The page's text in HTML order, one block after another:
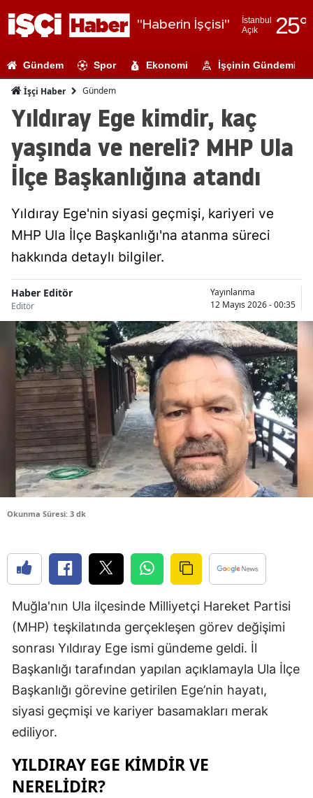
"Haberin İşçisi"
İstanbul
Açık
25°
Adıyaman
Ağrı
Amasya
Ankara
Antalya
Artvin
Balıkesir
Bilecik
Bingöl
Bitlis
Bolu
Burdur
Bursa
Çanakkale
Çorum
Denizli
Diyarbakır
Edirne
Elazığ
Erzincan
Gündem Spor Ekonomi İşçinin Gündemi
İşçi Haber Gündem
Yıldıray Ege kimdir, kaç
yaşında ve nereli? MHP Ula
İlçe Başkanlığına atandı
Yıldıray Ege'nin siyasi geçmişi, kariyeri ve
MHP Ula İlçe Başkanlığı'na atanma süreci
hakkında detaylı bilgiler.
Haber Editör
Editör
Yayınlanma
12 Mayıs 2026 - 00:35
Okunma Süresi: 3 dk
Muğla'nın Ula ilçesinde Milliyetçi Hareket Partisi
(MHP) teşkilatında gerçekleşen görev değişimi
sonrası Yıldıray Ege ismi gündeme geldi. İl
Başkanlığı tarafından yapılan açıklamayla Ula İlçe
Başkanlığı görevine getirilen Ege’nin hayatı,
siyasi geçmişi ve kariyer basamakları merak
ediliyor.
YILDIRAY EGE KIMDIR VE
NERELIDIR?